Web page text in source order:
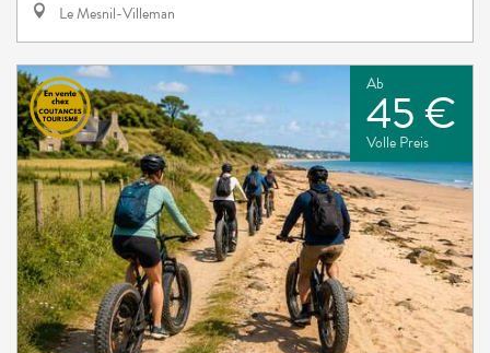
Le Mesnil-Villeman
Ab
45 €
Volle Preis